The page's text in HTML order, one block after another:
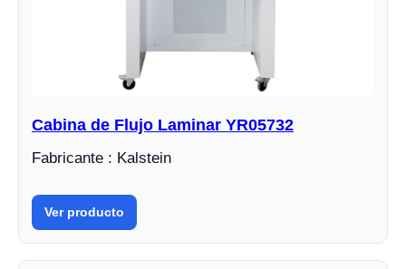
Cabina de Flujo Laminar YR05732
Fabricante : Kalstein
Ver producto